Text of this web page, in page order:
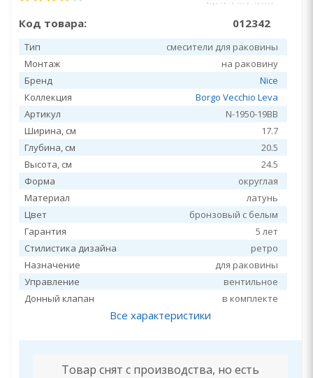
Код товара: 012342
Тип
смесители для раковины
Монтаж
на раковину
Бренд
Nice
Коллекция
Borgo Vecchio Leva
Артикул
N-1950-19BB
Ширина, см
17.7
Глубина, см
20.5
Высота, см
24.5
Форма
округлая
Материал
латунь
Цвет
бронзовый с белым
Гарантия
5 лет
Стилистика дизайна
ретро
Назначение
для раковины
Управление
вентильное
Донный клапан
в комплекте
Все характеристики
Товар снят с производства, но есть